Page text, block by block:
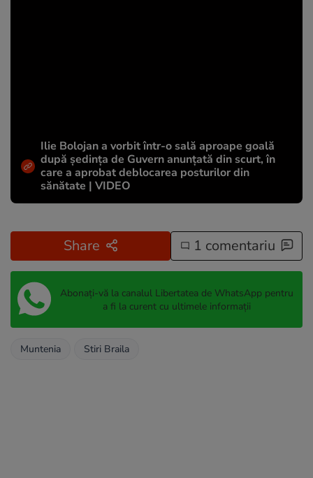
Ilie Bolojan a vorbit într-o sală aproape goală
după ședința de Guvern anunțată din scurt, în
care a aprobat deblocarea posturilor din
sănătate | VIDEO
Share 1 comentariu
Abonați-vă la canalul Libertatea de WhatsApp pentru
a fi la curent cu ultimele informații
Muntenia Stiri Braila